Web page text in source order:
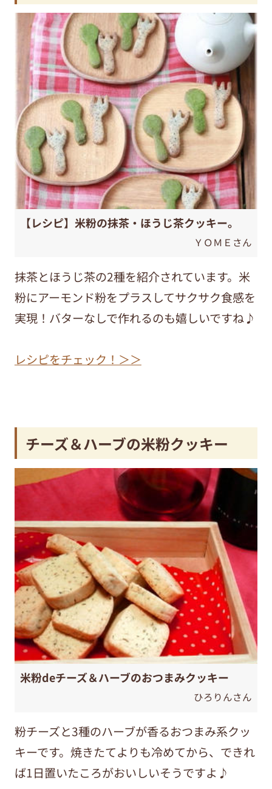
【レシピ】米粉の抹茶・ほうじ茶クッキー。
ＹＯＭＥさん
抹茶とほうじ茶の2種を紹介されています。米
粉にアーモンド粉をプラスしてサクサク食感を
実現！バターなしで作れるのも嬉しいですね♪
レシピをチェック！＞＞
チーズ＆ハーブの米粉クッキー
米粉deチーズ＆ハーブのおつまみクッキー
ひろりんさん
粉チーズと3種のハーブが香るおつまみ系クッ
キーです。焼きたてよりも冷めてから、できれ
ば1日置いたころがおいしいそうですよ♪